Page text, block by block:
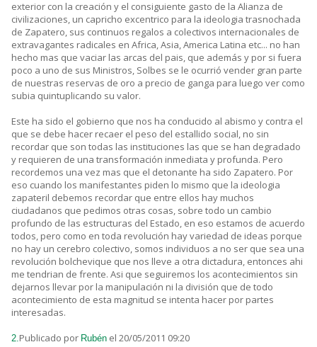
exterior con la creación y el consiguiente gasto de la Alianza de
civilizaciones, un capricho excentrico para la ideologia trasnochada
de Zapatero, sus continuos regalos a colectivos internacionales de
extravagantes radicales en Africa, Asia, America Latina etc... no han
hecho mas que vaciar las arcas del pais, que además y por si fuera
poco a uno de sus Ministros, Solbes se le ocurrió vender gran parte
de nuestras reservas de oro a precio de ganga para luego ver como
subia quintuplicando su valor.
Este ha sido el gobierno que nos ha conducido al abismo y contra el
que se debe hacer recaer el peso del estallido social, no sin
recordar que son todas las instituciones las que se han degradado
y requieren de una transformación inmediata y profunda. Pero
recordemos una vez mas que el detonante ha sido Zapatero. Por
eso cuando los manifestantes piden lo mismo que la ideologia
zapateril debemos recordar que entre ellos hay muchos
ciudadanos que pedimos otras cosas, sobre todo un cambio
profundo de las estructuras del Estado, en eso estamos de acuerdo
todos, pero como en toda revolución hay variedad de ideas porque
no hay un cerebro colectivo, somos individuos a no ser que sea una
revolución bolchevique que nos lleve a otra dictadura, entonces ahi
me tendrian de frente. Asi que seguiremos los acontecimientos sin
dejarnos llevar por la manipulación ni la división que de todo
acontecimiento de esta magnitud se intenta hacer por partes
interesadas.
2.Publicado por Rubén el 20/05/2011 09:20